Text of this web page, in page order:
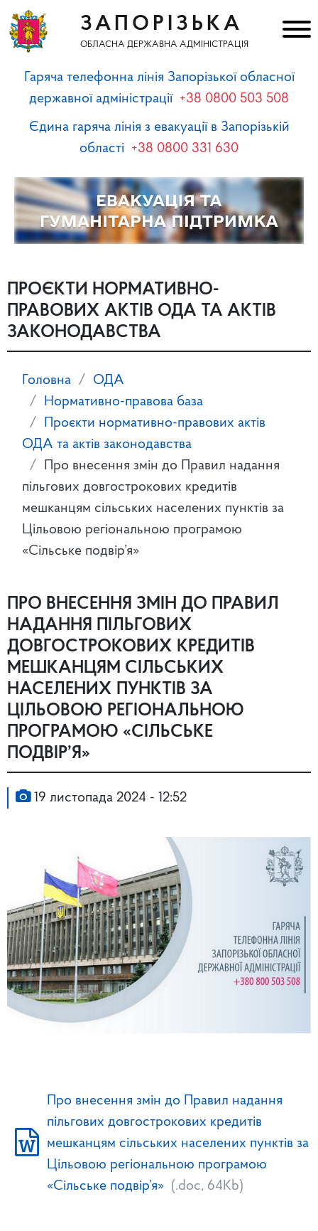
ЗАПОРІЗЬКА
ОБЛАСНА ДЕРЖАВНА АДМІНІСТРАЦІЯ
Гаряча телефонна лінія Запорізької обласної
державної адміністрації +38 0800 503 508
Єдина гаряча лінія з евакуації в Запорізькій
області +38 0800 331 630
ПРОЄКТИ НОРМАТИВНО-
ПРАВОВИХ АКТІВ ОДА ТА АКТІВ
ЗАКОНОДАВСТВА
Головна
ОДА
Нормативно-правова база
Проєкти нормативно-правових актів
ОДА та актів законодавства
Про внесення змін до Правил надання
пільгових довгострокових кредитів
мешканцям сільських населених пунктів за
Цільовою регіональною програмою
«Сільське подвір’я»
ПРО ВНЕСЕННЯ ЗМІН ДО ПРАВИЛ
НАДАННЯ ПІЛЬГОВИХ
ДОВГОСТРОКОВИХ КРЕДИТІВ
МЕШКАНЦЯМ СІЛЬСЬКИХ
НАСЕЛЕНИХ ПУНКТІВ ЗА
ЦІЛЬОВОЮ РЕГІОНАЛЬНОЮ
ПРОГРАМОЮ «СІЛЬСЬКЕ
ПОДВІР’Я»
19 листопада 2024 - 12:52
Про внесення змін до Правил надання
пільгових довгострокових кредитів
мешканцям сільських населених пунктів за
Цільовою регіональною програмою
«Сільське подвір’я» (.doc, 64Kb)